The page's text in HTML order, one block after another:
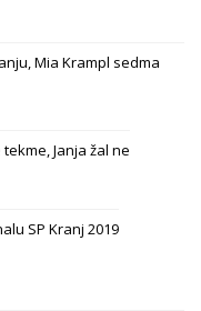
Mia Krampl sedma
Janja žal ne
SP Kranj 2019